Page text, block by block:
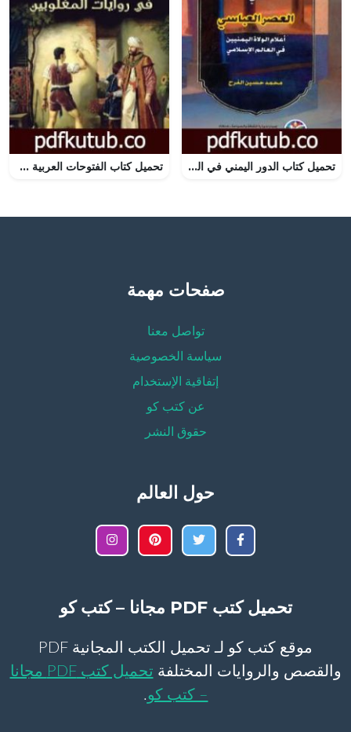
تحميل كتاب الدور اليمني في العصر العباسي اعلام الولاه اليمانيين في العالم الإسلامي PDF تأليف محمد حسين الفرح مجانا [كامل] تحميل كتاب الفتوحات العربية في روايات المغلوبين PDF تأليف حسام عيتاني مجانا [كامل]
صفحات مهمة
تواصل معنا
سياسة الخصوصية
إتفاقية الإستخدام
عن كتب كو
حقوق النشر
حول العالم
تحميل كتب PDF مجانا – كتب كو
موقع كتب كو لـ تحميل الكتب المجانية PDF
والقصص والروايات المختلفة
تحميل كتب PDF مجانا
– كتب كو.